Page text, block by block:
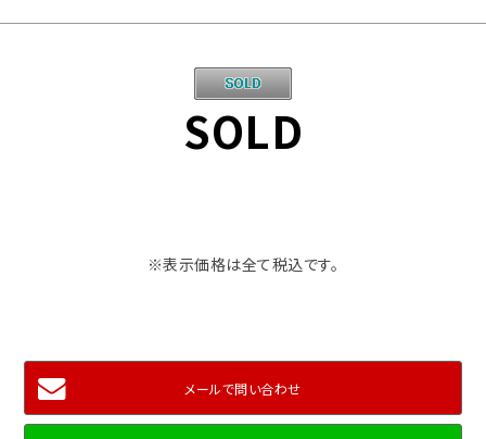
SOLD
※表示価格は全て税込です。
メールで問い合わせ